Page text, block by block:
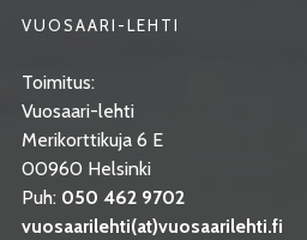
VUOSAARI-LEHTI
Toimitus:
Vuosaari-lehti
Merikorttikuja 6 E
00960 Helsinki
Puh: 050 462 9702
vuosaarilehti(at)vuosaarilehti.fi